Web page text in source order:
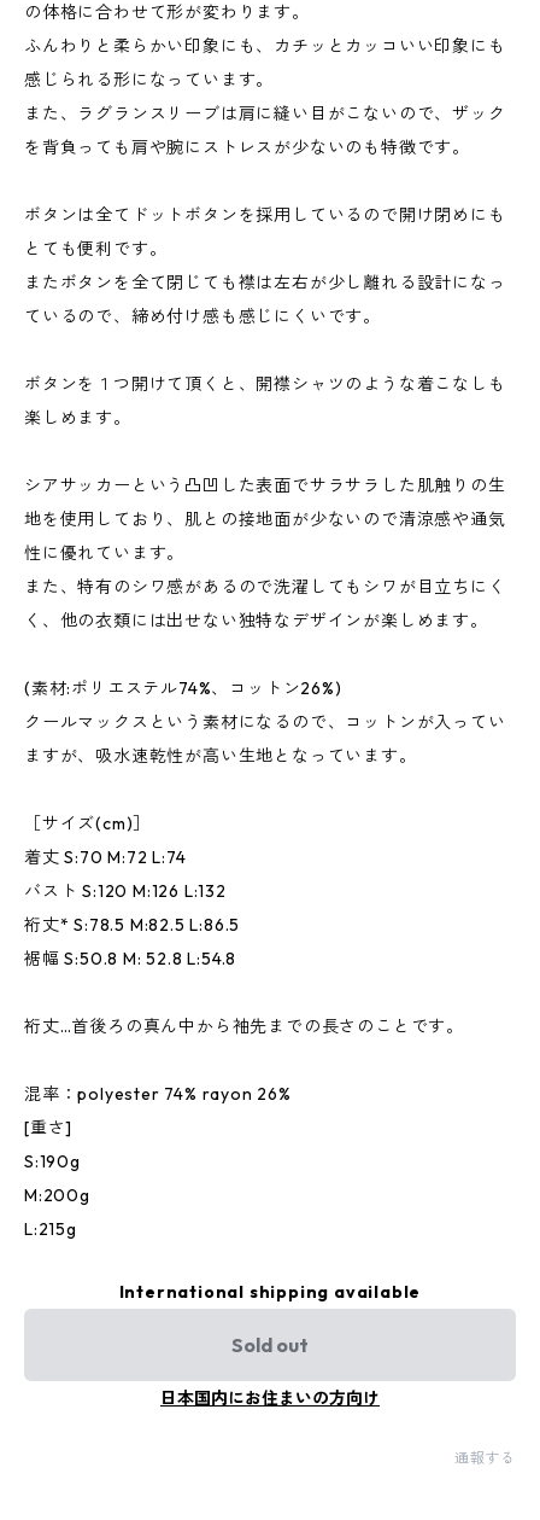
の体格に合わせて形が変わります。
ふんわりと柔らかい印象にも、カチッとカッコいい印象にも
感じられる形になっています。
また、ラグランスリーブは肩に縫い目がこないので、ザック
を背負っても肩や腕にストレスが少ないのも特徴です。
ボタンは全てドットボタンを採用しているので開け閉めにも
とても便利です。
またボタンを全て閉じても襟は左右が少し離れる設計になっ
ているので、締め付け感も感じにくいです。
ボタンを１つ開けて頂くと、開襟シャツのような着こなしも
楽しめます。
シアサッカーという凸凹した表面でサラサラした肌触りの生
地を使用しており、肌との接地面が少ないので清涼感や通気
性に優れています。
また、特有のシワ感があるので洗濯してもシワが目立ちにく
く、他の衣類には出せない独特なデザインが楽しめます。
(素材:ポリエステル74%、コットン26%)
クールマックスという素材になるので、コットンが入ってい
ますが、吸水速乾性が高い生地となっています。
［サイズ(cm)］
着丈 S:70 M:72 L:74
バスト S:120 M:126 L:132
裄丈* S:78.5 M:82.5 L:86.5
裾幅 S:50.8 M: 52.8 L:54.8
裄丈…首後ろの真ん中から袖先までの長さのことです。
混率：polyester 74% rayon 26%
[重さ]
S:190g
M:200g
L:215g
International shipping available
Sold out
日本国内にお住まいの方向け
通報する